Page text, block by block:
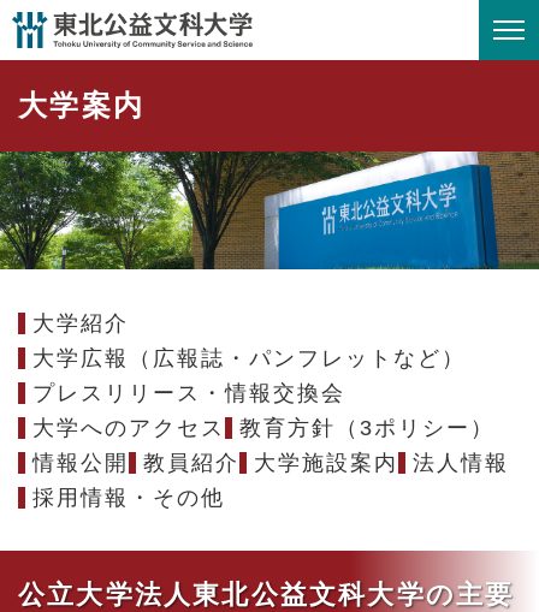
ペ
頭
で
す
。
メニューを飛ばして本文へ
大学案内
大学紹介
大学広報（広報誌・パンフレットなど）
プレスリリース・情報交換会
大学へのアクセス
教育方針（3ポリシー）
情報公開
教員紹介 大学施設案内
法人情報
採用情報・その他
公立大学法人東北公益文科大学の主要